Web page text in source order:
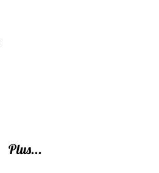
Plus...